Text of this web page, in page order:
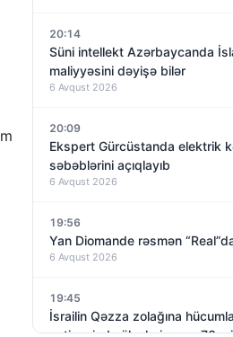
20:14
Süni intellekt Azərbaycanda
maliyyəsini dəyişə bilər
6 Avqust 2026
20:09
Ekspert Gürcüstanda elektrik
səbəblərini açıqlayıb
6 Avqust 2026
19:56
Yan Diomande rəsmən
6 Avqust 2026
19:45
İsrailin Qəzza zolağına